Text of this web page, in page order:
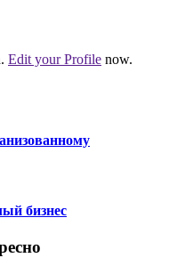
Edit your Profile now.
бизнес